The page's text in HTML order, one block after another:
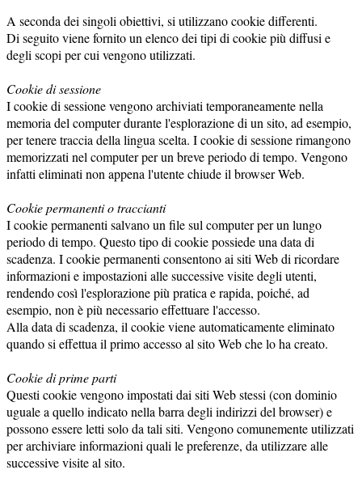
A seconda dei singoli obiettivi, si utilizzano cookie differenti.
Di seguito viene fornito un elenco dei tipi di cookie più diffusi e
degli scopi per cui vengono utilizzati.
Cookie di sessione
I cookie di sessione vengono archiviati temporaneamente nella
memoria del computer durante l'esplorazione di un sito, ad esempio,
per tenere traccia della lingua scelta. I cookie di sessione rimangono
memorizzati nel computer per un breve periodo di tempo. Vengono
infatti eliminati non appena l'utente chiude il browser Web.
Cookie permanenti o traccianti
I cookie permanenti salvano un file sul computer per un lungo
periodo di tempo. Questo tipo di cookie possiede una data di
scadenza. I cookie permanenti consentono ai siti Web di ricordare
informazioni e impostazioni alle successive visite degli utenti,
rendendo così l'esplorazione più pratica e rapida, poiché, ad
esempio, non è più necessario effettuare l'accesso.
Alla data di scadenza, il cookie viene automaticamente eliminato
quando si effettua il primo accesso al sito Web che lo ha creato.
Cookie di prime parti
Questi cookie vengono impostati dai siti Web stessi (con dominio
uguale a quello indicato nella barra degli indirizzi del browser) e
possono essere letti solo da tali siti. Vengono comunemente utilizzati
per archiviare informazioni quali le preferenze, da utilizzare alle
successive visite al sito.